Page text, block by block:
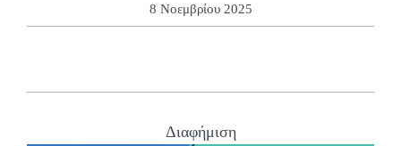
8 Νοεμβρίου 2025
Διαφήμιση